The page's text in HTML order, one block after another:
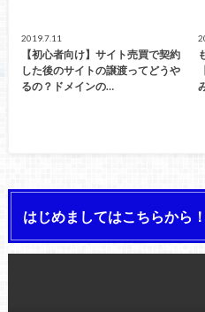
2019.7.11
【初心者向け】サイト売買で契約
した後のサイトの譲渡ってどうや
るの？ドメインの…
はじめましてはこちらから！